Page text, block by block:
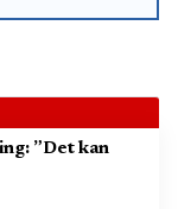
”Det kan